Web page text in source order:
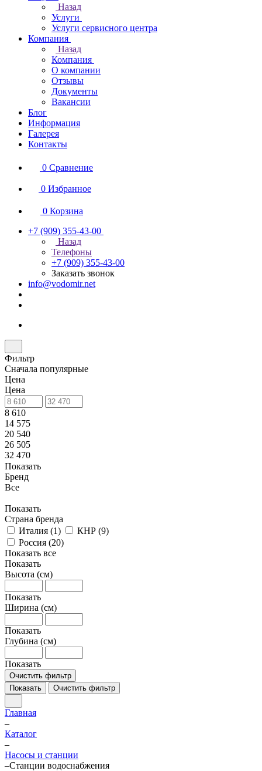
Назад
Услуги
Услуги сервисного центра
Компания
Назад
Компания
О компании
Отзывы
Документы
Вакансии
Блог
Информация
Галерея
Контакты
0 Сравнение
0 Избранное
0 Корзина
+7 (909) 355-43-00
Назад
Телефоны
+7 (909) 355-43-00
Заказать звонок
info@vodomir.net
Фильтр
Сначала популярные
Цена
Цена
8 610
14 575
20 540
26 505
32 470
Показать
Бренд
Все
Показать
Страна бренда
Италия (1) КНР (9)
Россия (20)
Показать все
Показать
Высота (см)
Показать
Ширина (см)
Показать
Глубина (см)
Показать
Очистить фильтр
Показать
Очистить фильтр
Главная
–
Каталог
–
Насосы и станции
–Станции водоснабжения